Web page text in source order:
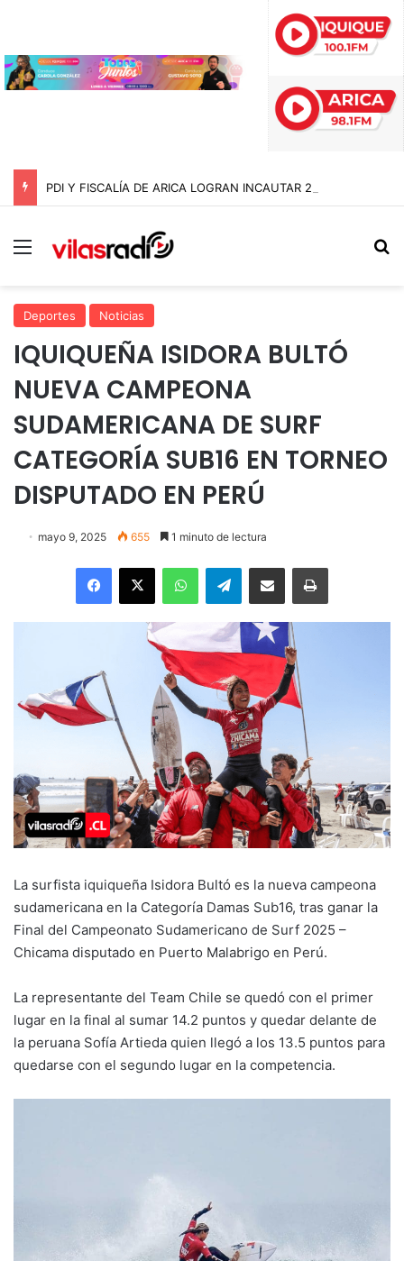
Menú
Deportes Noticias
IQUIQUEÑA ISIDORA BULTÓ
NUEVA CAMPEONA
SUDAMERICANA DE SURF
CATEGORÍA SUB16 EN TORNEO
DISPUTADO EN PERÚ
mayo 9, 2025 655 1 minuto de lectura
Facebook
X WhatsAppTelegramEnviar vía email Imprimir
La surfista iquiqueña Isidora Bultó es la nueva campeona
sudamericana en la Categoría Damas Sub16, tras ganar la
Final del Campeonato Sudamericano de Surf 2025 –
Chicama disputado en Puerto Malabrigo en Perú.
La representante del Team Chile se quedó con el primer
lugar en la final al sumar 14.2 puntos y quedar delante de
la peruana Sofía Artieda quien llegó a los 13.5 puntos para
quedarse con el segundo lugar en la competencia.